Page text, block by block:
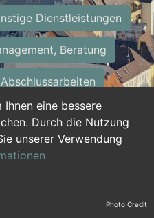
eine bessere
Durch die Nutzung
unserer Verwendung
Dienstleistungen
Beratung
Sekretariat
Ausbildung Photo Credit